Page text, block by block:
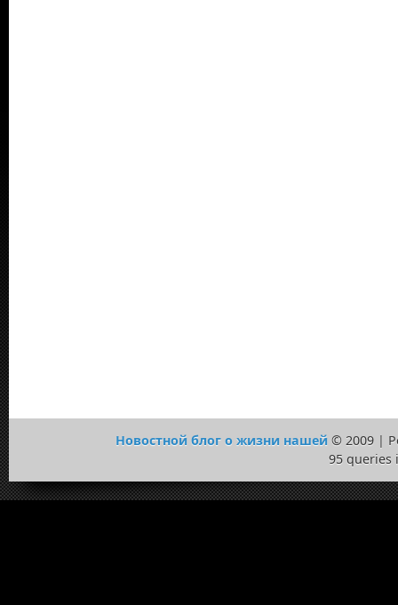
Новостной блог о жизни нашей © 2009 |
95 queries